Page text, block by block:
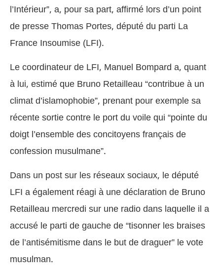
l’Intérieur”, a, pour sa part, affirmé lors d’un point
de presse Thomas Portes, député du parti La
France Insoumise (LFI).
Le coordinateur de LFI, Manuel Bompard a, quant
à lui, estimé que Bruno Retailleau “contribue à un
climat d’islamophobie”, prenant pour exemple sa
récente sortie contre le port du voile qui “pointe du
doigt l’ensemble des concitoyens français de
confession musulmane”.
Dans un post sur les réseaux sociaux, le député
LFI a également réagi à une déclaration de Bruno
Retailleau mercredi sur une radio dans laquelle il a
accusé le parti de gauche de “tisonner les braises
de l’antisémitisme dans le but de draguer” le vote
musulman.